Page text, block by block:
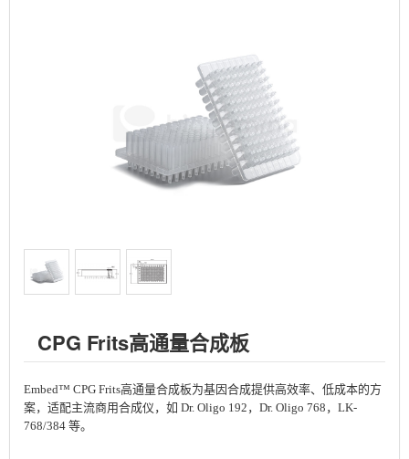
CPG Frits高通量合成板
Embed™ CPG Frits高通量合成板为基因合成提供高效率、低成本的方
案，适配主流商用合成仪，如 Dr. Oligo 192，Dr. Oligo 768，LK-
768/384 等。